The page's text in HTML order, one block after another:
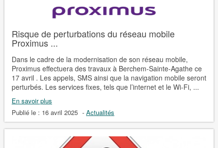
Risque de perturbations du réseau mobile
Proximus ...
Dans le cadre de la modernisation de son réseau mobile,
Proximus effectuera des travaux à Berchem-Sainte-Agathe ce
17 avril . Les appels, SMS ainsi que la navigation mobile seront
perturbés. Les services fixes, tels que l’internet et le Wi-Fi, ...
En savoir plus
Publié le : 16 avril 2025 - Actualités